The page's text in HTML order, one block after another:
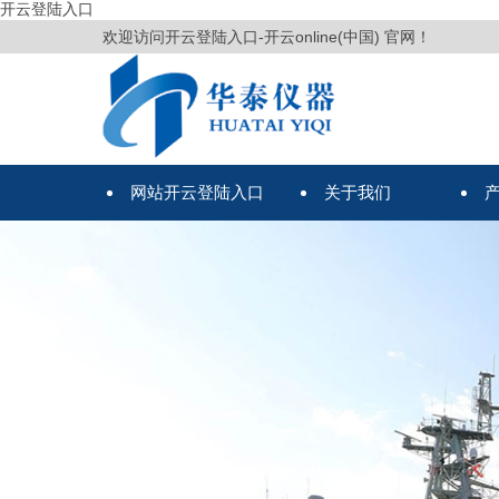
开云登陆入口
欢迎访问开云登陆入口-开云online(中国) 官网！
网站开云登陆入口 关于我们